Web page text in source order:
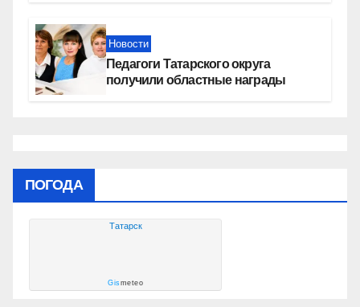
Новости
Педагоги Татарского округа
получили областные награды
ПОГОДА
Татарск
Gismeteo